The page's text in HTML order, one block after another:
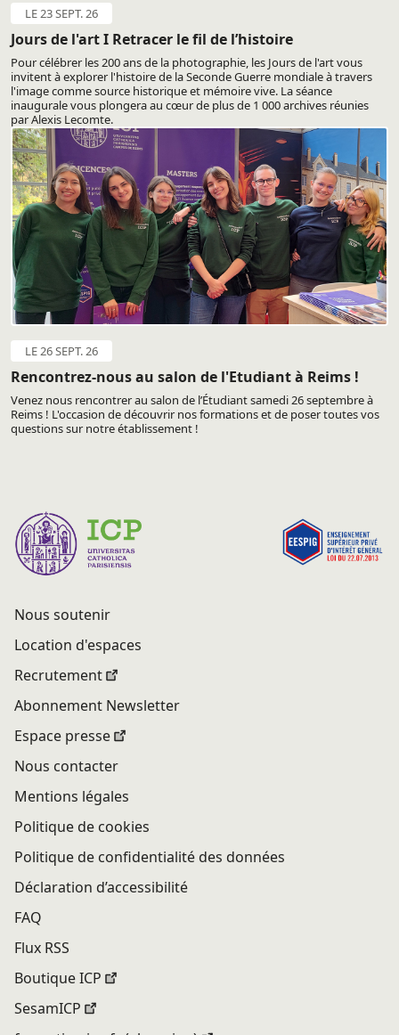
LE 23 SEPT. 26
Jours de l'art I Retracer le fil de l’histoire
Pour célébrer les 200 ans de la photographie, les Jours de l'art vous
invitent à explorer l'histoire de la Seconde Guerre mondiale à travers
l'image comme source historique et mémoire vive. La séance
inaugurale vous plongera au cœur de plus de 1 000 archives réunies
par Alexis Lecomte.
LE 26 SEPT. 26
Rencontrez-nous au salon de l'Etudiant à Reims !
Venez nous rencontrer au salon de l’Étudiant samedi 26 septembre à
Reims ! L'occasion de découvrir nos formations et de poser toutes vos
questions sur notre établissement !
Nous soutenir
Location d'espaces
Recrutement
Abonnement Newsletter
Espace presse
Nous contacter
Mentions légales
Politique de cookies
Politique de confidentialité des données
Déclaration d’accessibilité
FAQ
Flux RSS
Boutique ICP
SesamICP